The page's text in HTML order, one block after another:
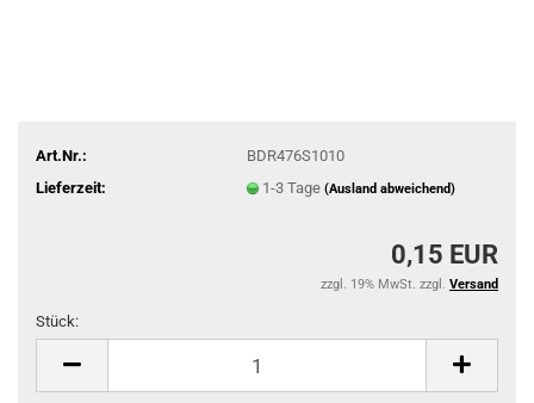
Art.Nr.:
BDR476S1010
Lieferzeit:
1-3 Tage (Ausland abweichend)
0,15 EUR
zzgl. 19% MwSt. zzgl. Versand
Stück: